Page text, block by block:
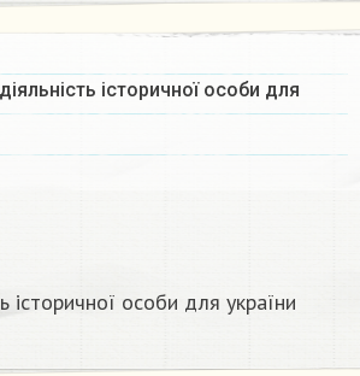
історичної особи для
історичної особи для україни​